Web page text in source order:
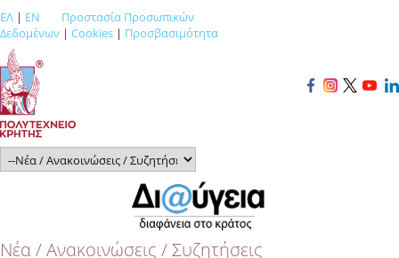
ΕΛ | EN
Προστασία Προσωπικών
Δεδομένων | Cookies | Προσβασιμότητα
Νέα / Ανακοινώσεις / Συζητήσεις